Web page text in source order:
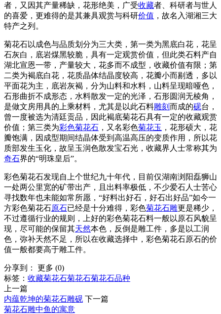
者，又因其产量稀缺，花形绝美，广受收藏者、科研者与世人
的喜爱，更难得的是其兼具观赏与科研价值 ，故名入湖湘三大
特产之列。
菊花石以成色与品质划分为三大类，第一类为黑底白花，花呈
石灰白，底岩煤黑较脆，具有一定观赏价值，但此类石料产自
湖北宣恩一带，产量较大，花多而不成型，收藏价值有限；第
二类为褐底白花，花质晶体结晶度较高，花瓣小而剔透，多以
平面花为主，底岩灰褐，分为山料和水料，山料呈现暗哑色，
石形曲折不成形态，水料散发一定的光泽，石形圆润无棱角，
是做文房用具的上乘材料，尤其是以此石料雕刻 而成的砚台，
曾一度被选为清廷贡品，因此褐底菊花石具有一定的收藏观赏
价值；第三类为彩色菊花石 ，又名彩色菊花玉 ，花形硕大，花
瓣饱满，因成型期间结晶体受到高温高压的变质作用，所以花
质部发生玉化，故呈玉润色散发宝石光，收藏界人士常称其为
奇石界的“明珠皇后”。
彩色菊花石发现自上个世纪九十年代，目前仅湖南浏阳磊狮山
一处两公里宽的矿带出产，且出料率极低，不少爱石人士苦心
寻找数年也未能如常所愿，“好料出好石，好石出好品”如今一
方彩色菊花石原石已经是十分难得，彩色菊花石雕更是稀少，
不过遵循行业的规则，上好的彩色菊花石料一般以原石风貌呈
现，尽可能的保留其天然本色，反倒是雕工件，多是以工润
色，弥补天然不足，所以在收藏选择中，彩色菊花石原石的价
值一般都要高于雕工件。
分享到： 更多 (0)
标签： 收藏菊花石菊花石菊花石品种
上一篇
内蕴乾坤的菊花石雕砚 下一篇
菊花石雕中鱼的寓意